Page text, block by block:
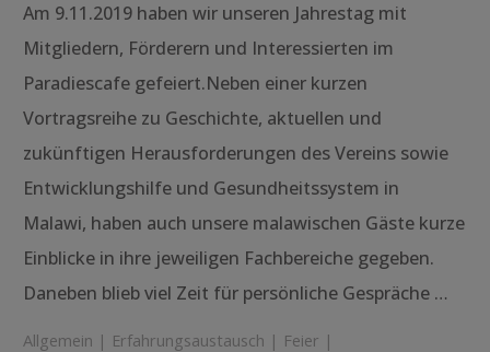
Am 9.11.2019 haben wir unseren Jahrestag mit
Mitgliedern, Förderern und Interessierten im
Paradiescafe gefeiert.Neben einer kurzen
Vortragsreihe zu Geschichte, aktuellen und
zukünftigen Herausforderungen des Vereins sowie
Entwicklungshilfe und Gesundheitssystem in
Malawi, haben auch unsere malawischen Gäste kurze
Einblicke in ihre jeweiligen Fachbereiche gegeben.
Daneben blieb viel Zeit für persönliche Gespräche …
Allgemein | Erfahrungsaustausch | Feier |